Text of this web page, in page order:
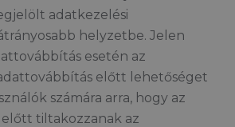
adatkezelési
helyzetbe. Jelen
esetén az
előtt lehetőséget
számára arra, hogy az
tiltakozzanak az